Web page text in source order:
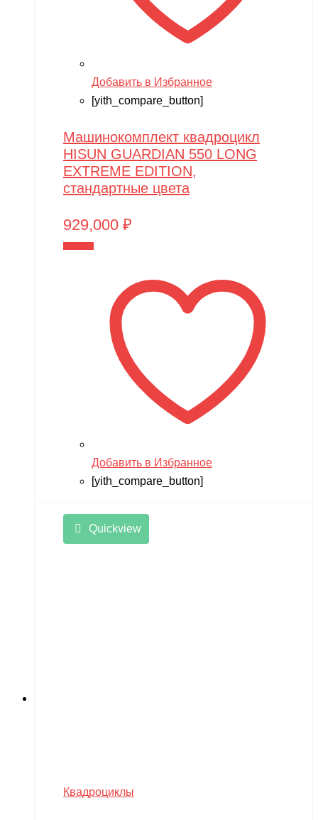
Добавить в Избранное
[yith_compare_button]
Машинокомплект квадроцикл
HISUN GUARDIAN 550 LONG
EXTREME EDITION,
стандартные цвета
929,000 ₽
Добавить в Избранное
[yith_compare_button]
Quickview
Квадроциклы